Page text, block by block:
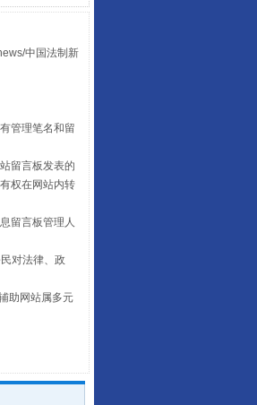
合效能
行规定
中国法制新
管理笔名和留
留言板发表的
权在网站内转
留言板管理人
对法律、政
助网站属多元